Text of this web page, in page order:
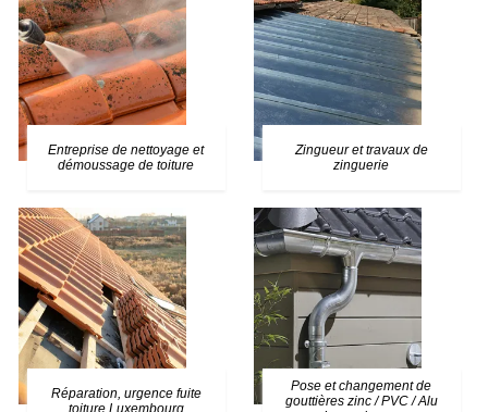
Entreprise de nettoyage et
démoussage de toiture
Zingueur et travaux de
zinguerie
Réparation, urgence fuite
toiture Luxembourg
Pose et changement de
gouttières zinc / PVC / Alu